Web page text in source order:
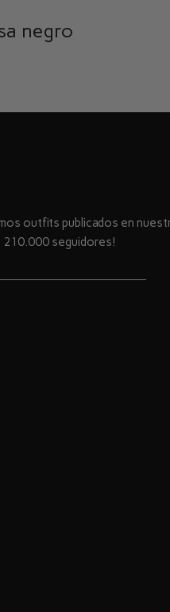
negro
outfits publicados en
210.000 seguidores!